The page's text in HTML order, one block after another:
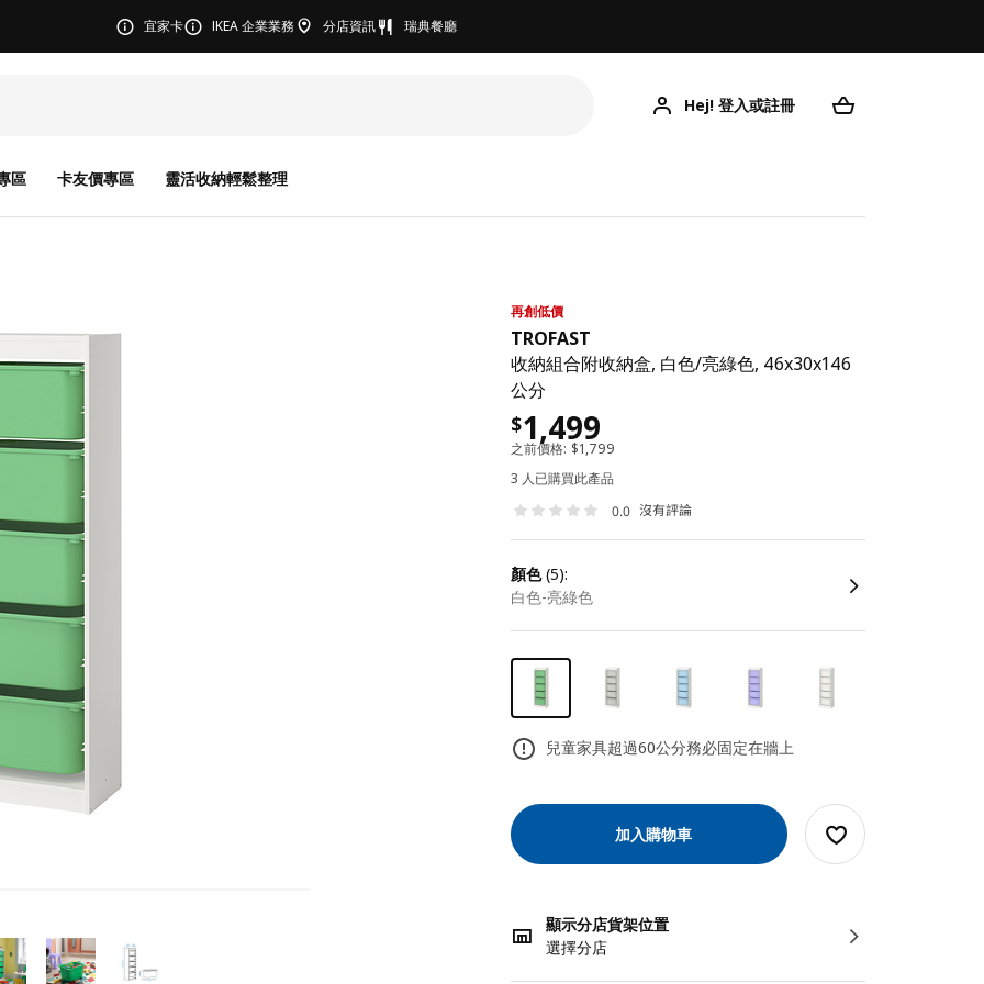
宜家卡 IKEA 企業業務 分店資訊 瑞典餐廳
Hej! 登入或註冊
區 卡友價專區 靈活收納輕鬆整理
再創低價
TROFAST
收納組合附收納盒, 白色/亮綠色, 46x30x146
公分
$1,499
之前價格: $1,799
3 人已購買此產品
0.0 沒有評論
顏色(5):
白色-亮綠色
兒童家具超過60公分務必固定在牆上
加入購物車
顯示分店貨架位置
選擇分店